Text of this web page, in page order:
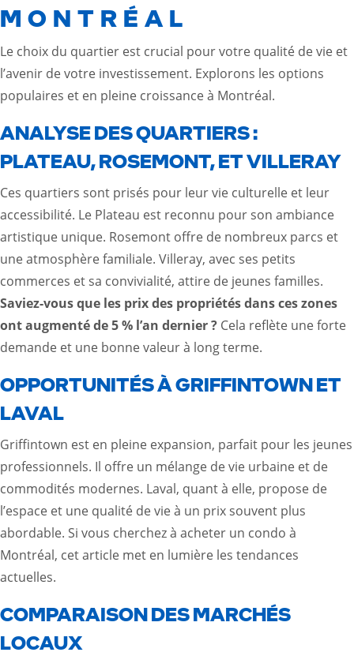
MONTRÉAL
Le choix du quartier est crucial pour votre qualité de vie et
l’avenir de votre investissement. Explorons les options
populaires et en pleine croissance à Montréal.
ANALYSE DES QUARTIERS :
PLATEAU, ROSEMONT, ET VILLERAY
Ces quartiers sont prisés pour leur vie culturelle et leur
accessibilité. Le Plateau est reconnu pour son ambiance
artistique unique. Rosemont offre de nombreux parcs et
une atmosphère familiale. Villeray, avec ses petits
commerces et sa convivialité, attire de jeunes familles.
Saviez-vous que les prix des propriétés dans ces zones
ont augmenté de 5 % l’an dernier ? Cela reflète une forte
demande et une bonne valeur à long terme.
OPPORTUNITÉS À GRIFFINTOWN ET
LAVAL
Griffintown est en pleine expansion, parfait pour les jeunes
professionnels. Il offre un mélange de vie urbaine et de
commodités modernes. Laval, quant à elle, propose de
l’espace et une qualité de vie à un prix souvent plus
abordable. Si vous cherchez à acheter un condo à
Montréal, cet article met en lumière les tendances
actuelles.
COMPARAISON DES MARCHÉS
LOCAUX